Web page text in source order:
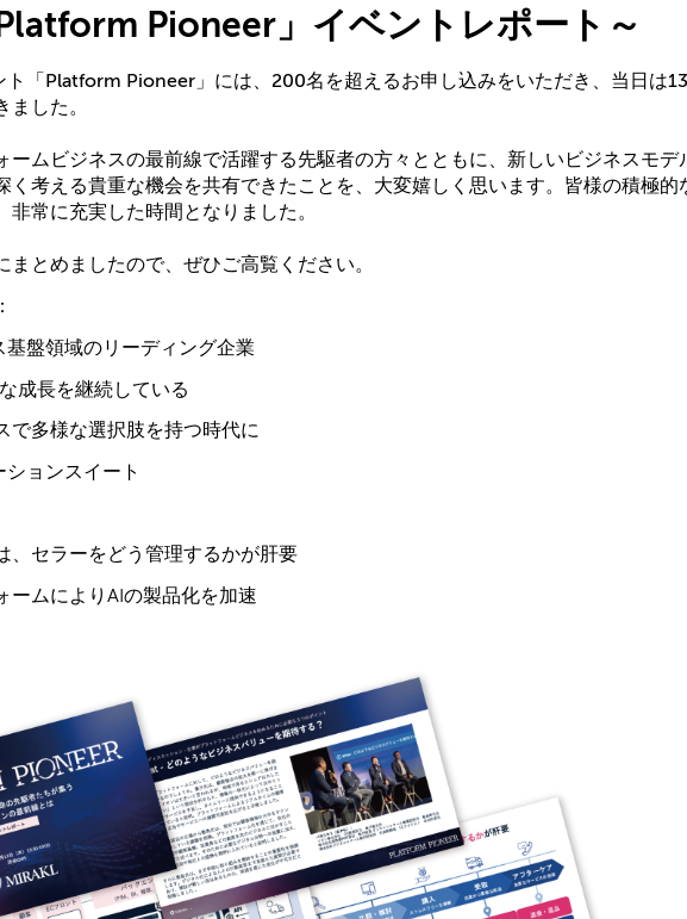
Pioneer」イベントレポート～
「Platform Pioneer」には、200名を超えるお申し込みをいただき、当日は
した。
ームビジネスの最前線で活躍する先駆者の方々とともに、新しいビジネスモデ
く考える貴重な機会を共有できたことを、大変嬉しく思います。皆様の積極的
常に充実した時間となりました。
とめましたので、ぜひご高覧ください。
：
基盤領域のリーディング企業
成長を継続している
で多様な選択肢を持つ時代に
ョンスイート
、セラーをどう管理するかが肝要
ームによりAIの製品化を加速